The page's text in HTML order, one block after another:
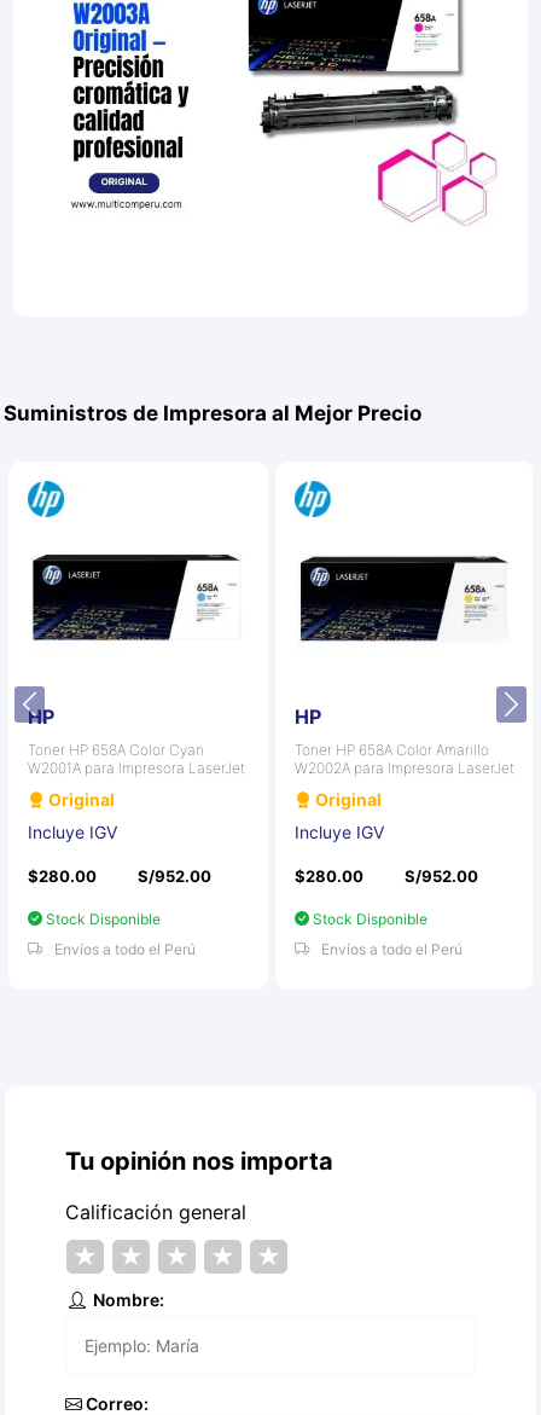
Suministros de Impresora al Mejor Precio
HP
Toner HP 658A Color Cyan
W2001A para Impresora LaserJet
Original
Incluye IGV
$280.00 S/952.00
Stock Disponible
Envíos a todo el Perú
HP
Toner HP 658A Color Amarillo
W2002A para Impresora LaserJet
Original
Incluye IGV
$280.00 S/952.00
Stock Disponible
Envíos a todo el Perú
Tu opinión nos importa
Calificación general
★ ★ ★ ★ ★
Nombre:
Correo: